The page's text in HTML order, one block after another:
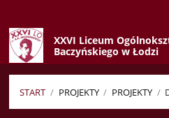
XXVI Liceum
Baczyńskiego w Łodzi
START / PROJEKTY / PROJEKTY /